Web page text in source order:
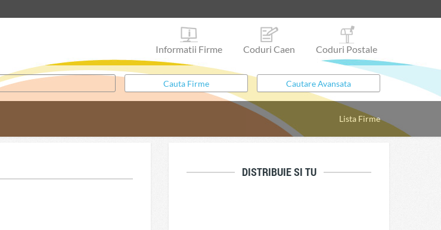
Informatii Firme Coduri Caen Coduri Postale
Lista Firme
DISTRIBUIE SI TU